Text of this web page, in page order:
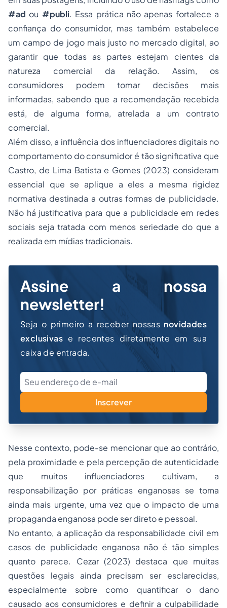
#ad ou #publi. Essa prática não apenas fortalece a
confiança do consumidor, mas também estabelece
um campo de jogo mais justo no mercado digital, ao
garantir que todas as partes estejam cientes da
natureza comercial da relação. Assim, os
consumidores podem tomar decisões mais
informadas, sabendo que a recomendação recebida
está, de alguma forma, atrelada a um contrato
comercial.
Além disso, a influência dos influenciadores digitais no
comportamento do consumidor é tão significativa que
Castro, de Lima Batista e Gomes (2023) consideram
essencial que se aplique a eles a mesma rigidez
normativa destinada a outras formas de publicidade.
Não há justificativa para que a publicidade em redes
sociais seja tratada com menos seriedade do que a
realizada em mídias tradicionais.
Assine a nossa
newsletter!
Seja o primeiro a receber nossas novidades
exclusivas e recentes diretamente em sua
caixa de entrada.
Inscrever
Nesse contexto, pode-se mencionar que ao contrário,
pela proximidade e pela percepção de autenticidade
que muitos influenciadores cultivam, a
responsabilização por práticas enganosas se torna
ainda mais urgente, uma vez que o impacto de uma
propaganda enganosa pode ser direto e pessoal.
No entanto, a aplicação da responsabilidade civil em
casos de publicidade enganosa não é tão simples
quanto parece. Cezar (2023) destaca que muitas
questões legais ainda precisam ser esclarecidas,
especialmente sobre como quantificar o dano
causado aos consumidores e definir a culpabilidade